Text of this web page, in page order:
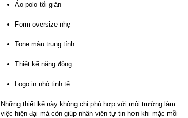
Áo polo tối giản
Form oversize nhẹ
Tone màu trung tính
Thiết kế năng động
Logo in nhỏ tinh tế
Những thiết kế này không chỉ phù hợp với môi trường làm
việc hiện đại mà còn giúp nhân viên tự tin hơn khi mặc mỗi